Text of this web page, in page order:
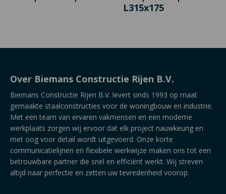
L315x175
Over Biemans Constructie Rijen B.V.
Biemans Constructie Rijen B.V. levert sinds 1993 op maat
gemaakte staalconstructies voor de woningbouw en industrie.
Met een team van ervaren vakmensen en een moderne
werkplaats zorgen wij ervoor dat elk project nauwkeurig en
met oog voor detail wordt uitgevoerd. Onze korte
communicatielijnen en flexibele werkwijze maken ons tot een
betrouwbare partner die snel en efficiënt werkt. Wij streven
altijd naar perfectie en zetten uw tevredenheid voorop.